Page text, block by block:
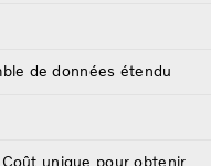
de données étendu
unique pour obtenir